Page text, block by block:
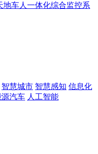
地车人一体化综合监控系
智慧城市 智慧感知 信息化
源汽车 人工智能